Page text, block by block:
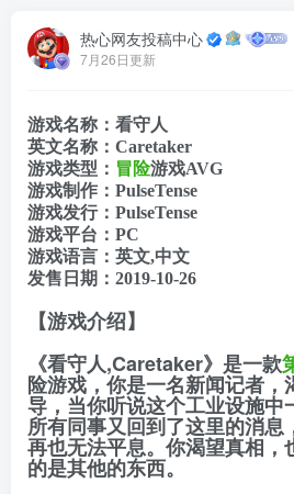
热心网友投稿中心
7月26日更新
游戏名称：看守人
英文名称：Caretaker
游戏类型： 冒险游戏AVG
游戏制作：PulseTense
游戏发行：PulseTense
游戏平台：PC
游戏语言：英文,中文
发售日期：2019-10-26
【游戏介绍】
《看守人,Caretaker》是一款
险游戏，你是一名新闻记者，
导，当你听说这个工业设施中
所有同事又回到了这里的消息
再也无法平息。你渴望真相，
的是其他的东西。